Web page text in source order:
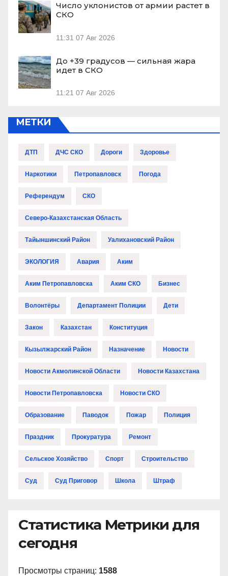
Число уклонистов от армии растет в
СКО
11:31 07 Авг 2026
До +39 градусов — сильная жара
идет в СКО
11:21 07 Авг 2026
МЕТКИ
ДТП ДЧС СКО Дороги Здоровье
Наркотики Петропавловск Погода
Референдум СКО
Северо-Казахстанская Область
Тайыншинский Район Уалихановский Район
ЭКОЛОГИЯ Авария Аким
Аким Петропавловска Аким СКО Бизнес
Волонтёры Департамент Полиции Дети
Закон Казахстан Конституция
Кызылжарский Район Назначение Новости
Новости Акмолинской Области Новости Казахстана
Новости Петропавловска Новости СКО
Образование Паводок Пожар Полиция
Праздник Прокуратура Ремонт
Сельское Хозяйство Спорт Строительство
Суд Суд Приговор Школа Штраф
Статистика Метрики для
сегодня
Просмотры страниц: 1588